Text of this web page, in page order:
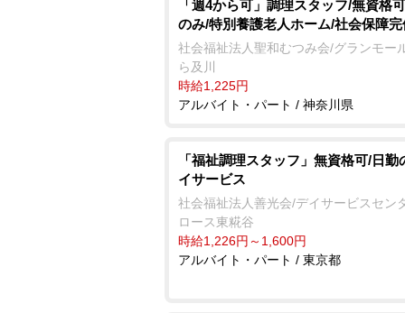
「週4から可」調理スタッフ/無資格
のみ/特別養護老人ホーム/社会保障完
社会福祉法人聖和むつみ会/グランモー
ら及川
時給1,225円
アルバイト・パート / 神奈川県
「福祉調理スタッフ」無資格可/日勤
イサービス
社会福祉法人善光会/デイサービスセン
ロース東糀谷
時給1,226円～1,600円
アルバイト・パート / 東京都